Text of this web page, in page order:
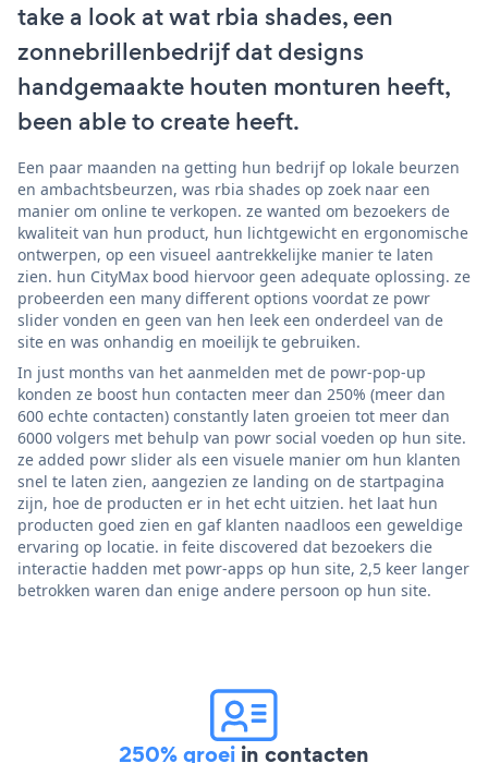
take a look at wat rbia shades, een
zonnebrillenbedrijf dat designs
handgemaakte houten monturen heeft,
been able to create heeft.
Een paar maanden na getting hun bedrijf op lokale beurzen
en ambachtsbeurzen, was rbia shades op zoek naar een
manier om online te verkopen. ze wanted om bezoekers de
kwaliteit van hun product, hun lichtgewicht en ergonomische
ontwerpen, op een visueel aantrekkelijke manier te laten
zien. hun CityMax bood hiervoor geen adequate oplossing. ze
probeerden een many different options voordat ze powr
slider vonden en geen van hen leek een onderdeel van de
site en was onhandig en moeilijk te gebruiken.
In just months van het aanmelden met de powr-pop-up
konden ze boost hun contacten meer dan 250% (meer dan
600 echte contacten) constantly laten groeien tot meer dan
6000 volgers met behulp van powr social voeden op hun site.
ze added powr slider als een visuele manier om hun klanten
snel te laten zien, aangezien ze landing on de startpagina
zijn, hoe de producten er in het echt uitzien. het laat hun
producten goed zien en gaf klanten naadloos een geweldige
ervaring op locatie. in feite discovered dat bezoekers die
interactie hadden met powr-apps op hun site, 2,5 keer langer
betrokken waren dan enige andere persoon op hun site.
250% groei in contacten